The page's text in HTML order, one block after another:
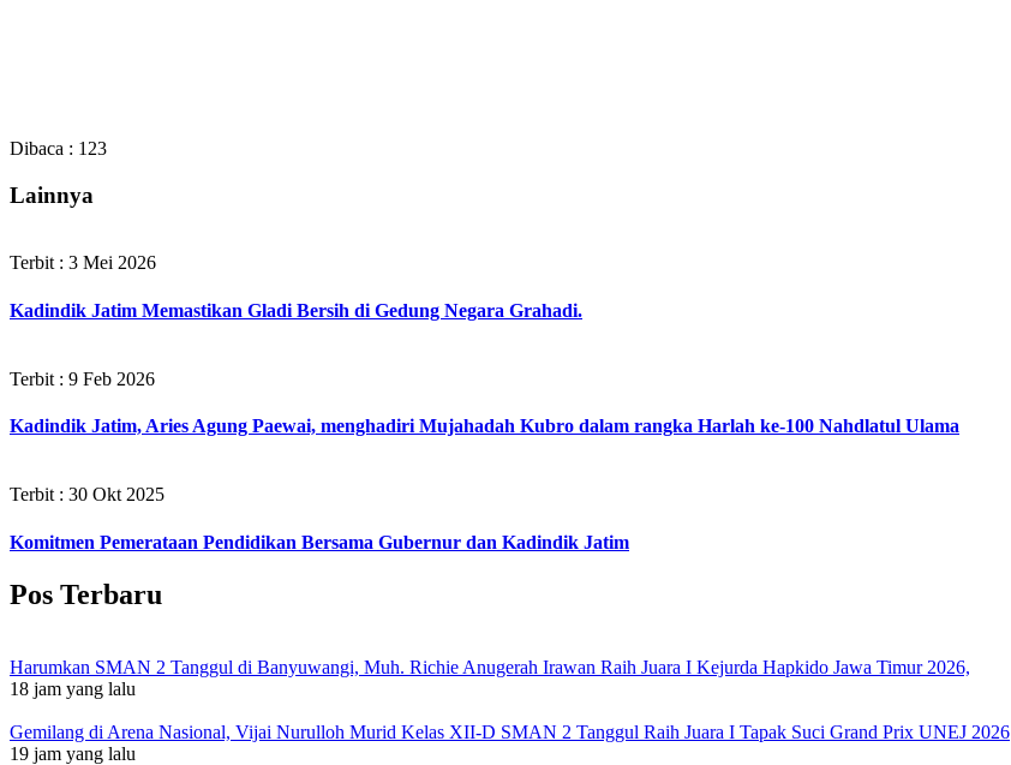
Dibaca : 123
Lainnya
Terbit : 3 Mei 2026
Kadindik Jatim Memastikan Gladi Bersih di Gedung Negara Grahadi.
Terbit : 9 Feb 2026
Kadindik Jatim, Aries Agung Paewai, menghadiri Mujahadah Kubro dalam rangka Harlah ke-100 Nahdlatul Ulama
Terbit : 30 Okt 2025
Komitmen Pemerataan Pendidikan Bersama Gubernur dan Kadindik Jatim
Pos Terbaru
Harumkan SMAN 2 Tanggul di Banyuwangi, Muh. Richie Anugerah Irawan Raih Juara I Kejurda Hapkido Jawa Timur 2026,
18 jam yang lalu
Gemilang di Arena Nasional, Vijai Nurulloh Murid Kelas XII-D SMAN 2 Tanggul Raih Juara I Tapak Suci Grand Prix UNEJ 2026
19 jam yang lalu